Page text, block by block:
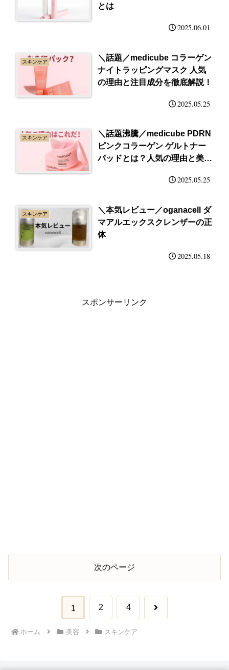
とは
2025.06.01
スキンケア
＼話題／medicube コラーゲン
ナイトラッピングマスク 人気
の理由と注目成分を徹底解説！
2025.05.25
スキンケア
＼話題沸騰／medicube PDRN
ピンクコラーゲン ゲルトナー
パッドとは？人気の理由と美容
2025.05.25
スキンケア
＼本気レビュー／oganacell ダ
マアルエックスクレンザーの正
体
2025.05.18
スポンサーリンク
次のページ
1 2 4 次
ホーム 美容 スキンケア